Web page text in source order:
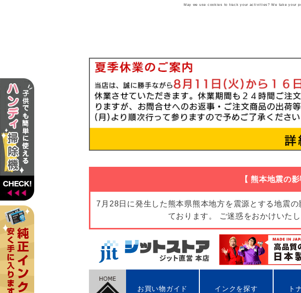
【 熊本地震の
7月28日に発生した熊本県熊本地方を震源とする地震
ております。 ご迷惑をおかけいた
お買い物ガイド インクを探す ト
May we use cookies to track your activities? We take your